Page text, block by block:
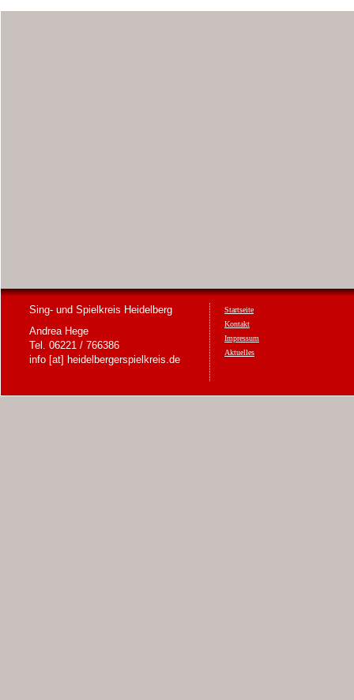
Sing- und Spielkreis Heidelberg
Andrea Hege
Tel. 06221 / 766386
info [at] heidelbergerspielkreis.de
Startseite
Kontakt
Impressum
Aktuelles